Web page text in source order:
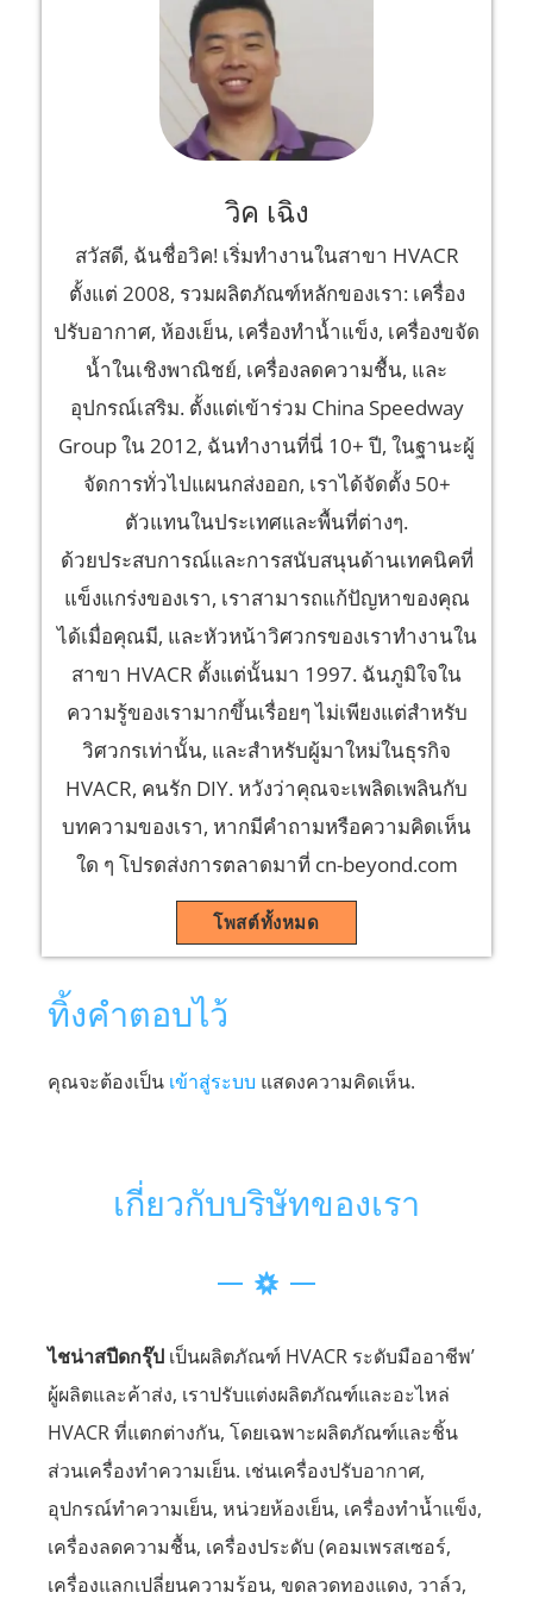
วิค เฉิง
สวัสดี, ฉันชื่อวิค! เริ่มทำงานในสาขา HVACR
ตั้งแต่ 2008, รวมผลิตภัณฑ์หลักของเรา: เครื่อง
ปรับอากาศ, ห้องเย็น, เครื่องทำน้ำแข็ง, เครื่องขจัด
น้ำในเชิงพาณิชย์, เครื่องลดความชื้น, และ
อุปกรณ์เสริม. ตั้งแต่เข้าร่วม China Speedway
Group ใน 2012, ฉันทำงานที่นี่ 10+ ปี, ในฐานะผู้
จัดการทั่วไปแผนกส่งออก, เราได้จัดตั้ง 50+
ตัวแทนในประเทศและพื้นที่ต่างๆ.
ด้วยประสบการณ์และการสนับสนุนด้านเทคนิคที่
แข็งแกร่งของเรา, เราสามารถแก้ปัญหาของคุณ
ได้เมื่อคุณมี, และหัวหน้าวิศวกรของเราทำงานใน
สาขา HVACR ตั้งแต่นั้นมา 1997. ฉันภูมิใจใน
ความรู้ของเรามากขึ้นเรื่อยๆ ไม่เพียงแต่สำหรับ
วิศวกรเท่านั้น, และสำหรับผู้มาใหม่ในธุรกิจ
HVACR, คนรัก DIY. หวังว่าคุณจะเพลิดเพลินกับ
บทความของเรา, หากมีคำถามหรือความคิดเห็น
ใด ๆ โปรดส่งการตลาดมาที่ cn-beyond.com
โพสต์ทั้งหมด
ทิ้งคำตอบไว้
คุณจะต้องเป็น เข้าสู่ระบบ แสดงความคิดเห็น.
เกี่ยวกับบริษัทของเรา
ไชน่าสปีดกรุ๊ป เป็นผลิตภัณฑ์ HVACR ระดับมืออาชีพ’
ผู้ผลิตและค้าส่ง, เราปรับแต่งผลิตภัณฑ์และอะไหล่
HVACR ที่แตกต่างกัน, โดยเฉพาะผลิตภัณฑ์และชิ้น
ส่วนเครื่องทำความเย็น. เช่นเครื่องปรับอากาศ,
อุปกรณ์ทำความเย็น, หน่วยห้องเย็น, เครื่องทำน้ำแข็ง,
เครื่องลดความชื้น, เครื่องประดับ (คอมเพรสเซอร์,
เครื่องแลกเปลี่ยนความร้อน, ขดลวดทองแดง, วาล์ว,